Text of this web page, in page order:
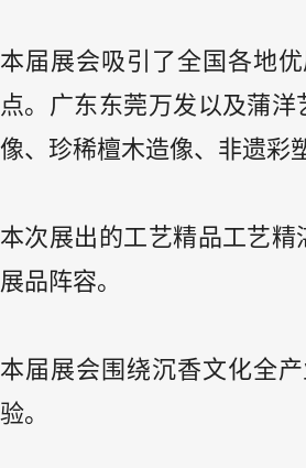
本届展会吸引了全国各地
点。广东东莞万发以及蒲
像、珍稀檀木造像、非遗彩
本次展出的工艺精品工艺
展品阵容。
本届展会围绕沉香文化全
验。